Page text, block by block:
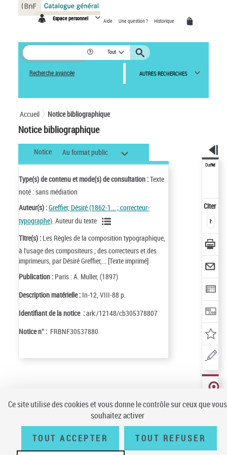
Espace personnel Aide Une question ? Historique
Tout
Recherche avancée AUTRES RECHERCHES
Accueil Notice bibliographique
Notice bibliographique
Notice Au format public
Type(s) de contenu et mode(s) de consultation :Texte
noté : sans médiation
Auteur(s) :Greffier, Désiré (1862-1... ; correcteur-
typographe) . Auteur du texte
Titre(s) : Les Règles de la composition typographique,
à l'usage des compositeurs ; des correcteurs et des
imprimeurs, par Désiré Greffier,... [Texte imprimé]
Publication : Paris : A. Muller, (1897)
Description matérielle : In-12, VIII-88 p.
Identifiant de la notice :ark:/12148/cb305378807
Notice n° : FRBNF30537880
Outils
Citer
CE
BnF
Accessibilité (non conforme) V 23.1.0
Panneau de gestion des cookies
Ce site utilise des cookies et vous donne le contrôle sur ceux que vous
souhaitez activer
TOUT ACCEPTER TOUT REFUSER